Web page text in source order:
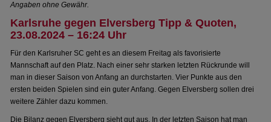
Angaben ohne Gewähr.
Karlsruhe gegen Elversberg Tipp & Quoten,
23.08.2024 – 16:24 Uhr
Für den Karlsruher SC geht es an diesem Freitag als favorisierte
Mannschaft auf den Platz. Nach einer sehr starken letzten Rückrunde will
man in dieser Saison von Anfang an durchstarten. Vier Punkte aus den
ersten beiden Spielen sind ein guter Anfang. Gegen Elversberg sollen drei
weitere Zähler dazu kommen.
Die Bilanz gegen Elversberg sieht gut aus. In der letzten Saison hat man